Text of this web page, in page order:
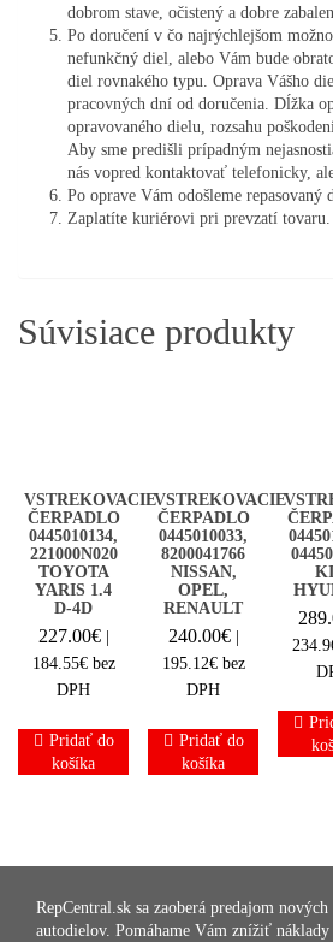
dobrom stave, očistený a dobre
Po doručení v čo najrýchlejšom
nefunkčný diel, alebo Vám bude
diel rovnakého typu. Oprava Vášho
pracovných dní od doručenia. Dĺžka
opravovaného dielu, rozsahu
Aby sme predišli prípadným
nás vopred kontaktovať telefonicky,
Po oprave Vám odošleme repasovaný
Zaplatíte kuriérovi pri prevzatí tovaru.
Súvisiace produkty
VSTREKOVACIE
ČERPADLO
0445010134,
221000N020
TOYOTA
YARIS 1.4
D-4D
227.00€
184.55€bez
DPH
Pridať do
košíka
VSTREKOVACIE
ČERPADLO
0445010033,
8200041766
NISSAN,
OPEL,
RENAULT
240.00€
195.12€bez
DPH
Pridať do
košíka
RepCentral.sk sa zaoberá predajom nových
autodielov. Pomáhame Vám znížiť